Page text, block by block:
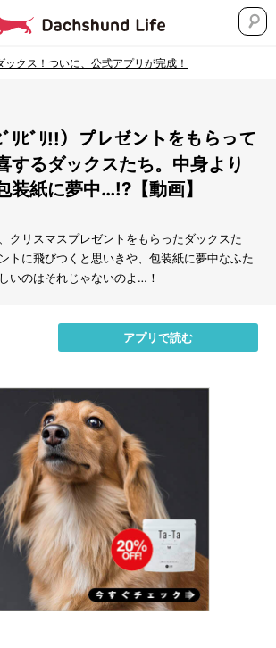
ックス！ついに、公式アプリが完成！
ﾞﾘﾋﾞﾘ!!）プレゼントをもらって
するダックスたち。中身より
装紙に夢中…!?【動画】
クリスマスプレゼントをもらったダックスた
トに飛びつくと思いきや、包装紙に夢中なふた
いのはそれじゃないのよ…！
アプリで読む